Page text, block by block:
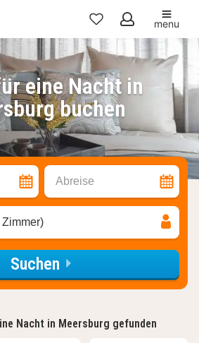
Meine
Favoriten
menu
eine Nacht in
buchen
Abreise
Suchen
Nacht in Meersburg gefunden